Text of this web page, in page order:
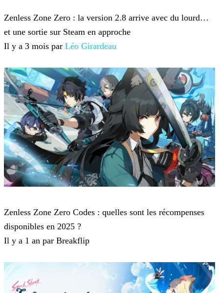
Zenless Zone Zero : la version 2.8 arrive avec du lourd…
et une sortie sur Steam en approche
Il y a 3 mois par Léo Girardeau
Zenless Zone Zero Codes : quelles sont les récompenses
disponibles en 2025 ?
Il y a 1 an par Breakflip